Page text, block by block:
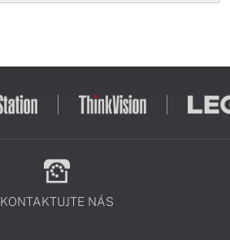
KONTAKTUJTE NÁS